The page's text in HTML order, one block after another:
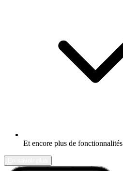
Et encore plus de fonctionnalités